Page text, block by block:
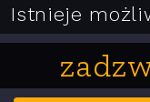
Istnieje